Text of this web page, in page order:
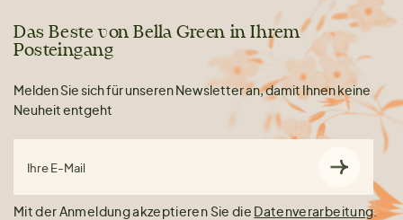
Das Beste von Bella Green in Ihrem
Posteingang
Melden Sie sich für unseren Newsletter an, damit Ihnen keine
Neuheit entgeht
Ihre E-Mail
Mit der Anmeldung akzeptieren Sie die Datenverarbeitung.